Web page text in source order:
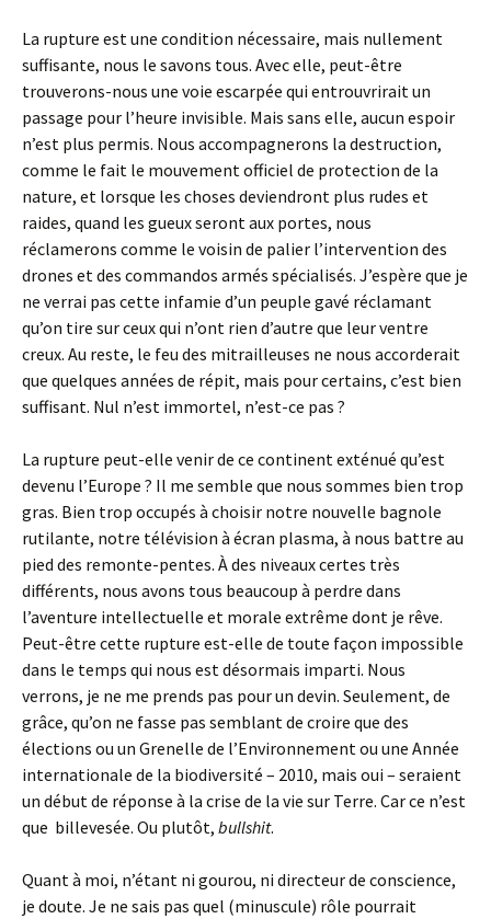
La rupture est une condition nécessaire, mais nullement
suffisante, nous le savons tous. Avec elle, peut-être
trouverons-nous une voie escarpée qui entrouvrirait un
passage pour l’heure invisible. Mais sans elle, aucun espoir
n’est plus permis. Nous accompagnerons la destruction,
comme le fait le mouvement officiel de protection de la
nature, et lorsque les choses deviendront plus rudes et
raides, quand les gueux seront aux portes, nous
réclamerons comme le voisin de palier l’intervention des
drones et des commandos armés spécialisés. J’espère que je
ne verrai pas cette infamie d’un peuple gavé réclamant
qu’on tire sur ceux qui n’ont rien d’autre que leur ventre
creux. Au reste, le feu des mitrailleuses ne nous accorderait
que quelques années de répit, mais pour certains, c’est bien
suffisant. Nul n’est immortel, n’est-ce pas ?
La rupture peut-elle venir de ce continent exténué qu’est
devenu l’Europe ? Il me semble que nous sommes bien trop
gras. Bien trop occupés à choisir notre nouvelle bagnole
rutilante, notre télévision à écran plasma, à nous battre au
pied des remonte-pentes. À des niveaux certes très
différents, nous avons tous beaucoup à perdre dans
l’aventure intellectuelle et morale extrême dont je rêve.
Peut-être cette rupture est-elle de toute façon impossible
dans le temps qui nous est désormais imparti. Nous
verrons, je ne me prends pas pour un devin. Seulement, de
grâce, qu’on ne fasse pas semblant de croire que des
élections ou un Grenelle de l’Environnement ou une Année
internationale de la biodiversité – 2010, mais oui – seraient
un début de réponse à la crise de la vie sur Terre. Car ce n’est
que billevesée. Ou plutôt, bullshit.
Quant à moi, n’étant ni gourou, ni directeur de conscience,
je doute. Je ne sais pas quel (minuscule) rôle pourrait